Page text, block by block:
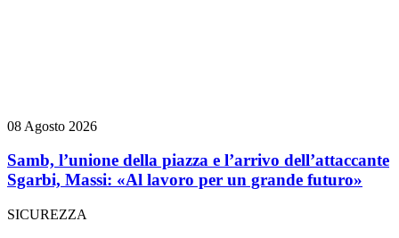
08 Agosto 2026
Samb, l’unione della piazza e l’arrivo dell’attaccante
Sgarbi, Massi: «Al lavoro per un grande futuro»
SICUREZZA